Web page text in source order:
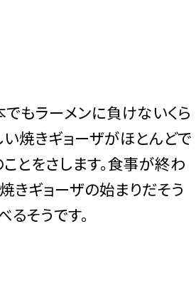
でもラーメンに負けないくら
焼きギョーザがほとんどで
とをさします。食事が終わ
きギョーザの始まりだそう
るそうです。